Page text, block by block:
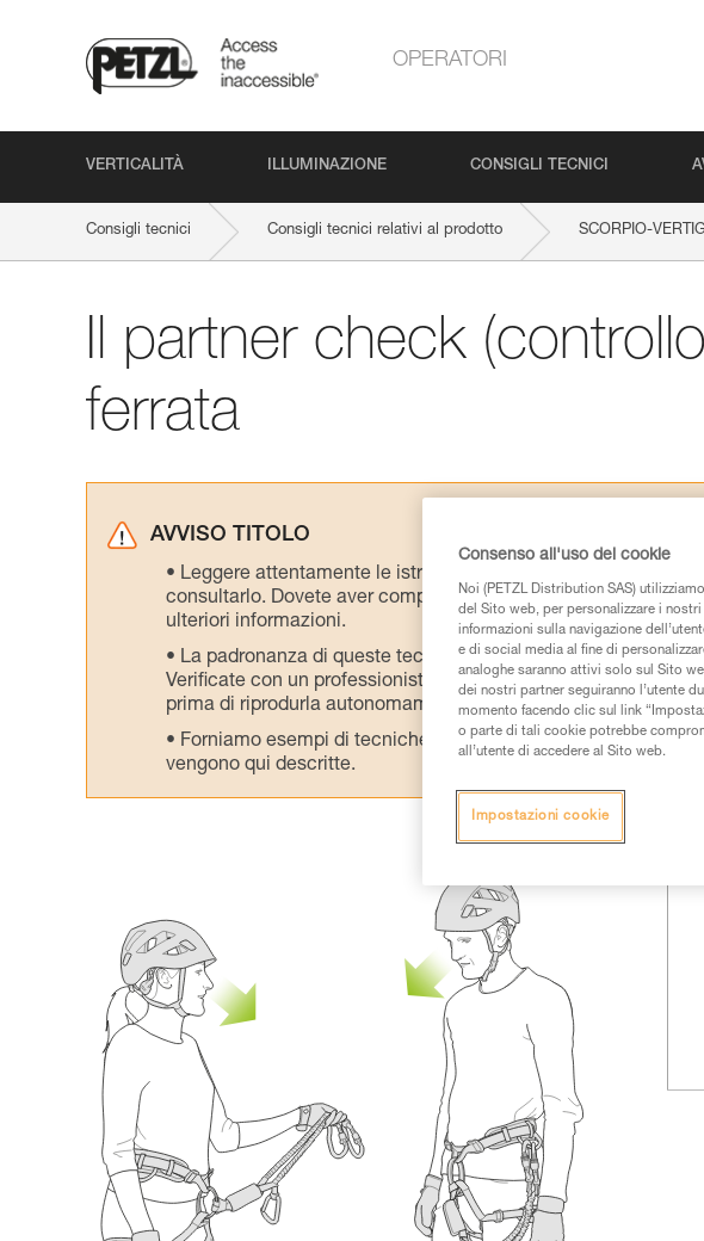
OPERATORI
VERTICALITÀ ILLUMINAZIONE CONSIGLI TECNICI
Consigli tecnici Consigli tecnici relativi al prodotto SCORPIO-
Il partner check
ferrata
AVVISO TITOLO
Leggere attentamente le istruzioni tecniche dei prodotti
consultarlo. Dovete aver compreso le informazioni
ulteriori informazioni.
La padronanza di queste tecniche richiede una formazione
Verificate con un professionista la vostra capacità di rifare la
prima di riprodurla autonomamente.
Forniamo esempi di tecniche relative alla vostra attività. Ne
vengono qui descritte.
Consenso all'uso dei cookie
Noi (PETZL Distribution SAS)
del Sito web, per personalizzare i
informazioni sulla navigazione
e di social media al fine di
analoghe saranno attivi solo sul Sito
dei nostri partner seguiranno l’utente
momento facendo clic sul link
o parte di tali cookie potrebbe
all’utente di accedere al Sito web.
Impostazioni cookie